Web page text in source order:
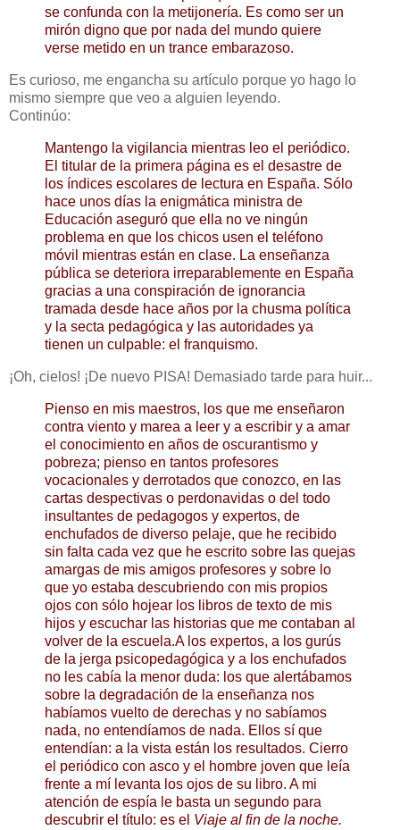
se confunda con la metijonería. Es como ser un
mirón digno que por nada del mundo quiere
verse metido en un trance embarazoso.
Es curioso, me engancha su artículo porque yo hago lo
mismo siempre que veo a alguien leyendo.
Continúo:
Mantengo la vigilancia mientras leo el periódico.
El titular de la primera página es el desastre de
los índices escolares de lectura en España. Sólo
hace unos días la enigmática ministra de
Educación aseguró que ella no ve ningún
problema en que los chicos usen el teléfono
móvil mientras están en clase. La enseñanza
pública se deteriora irreparablemente en España
gracias a una conspiración de ignorancia
tramada desde hace años por la chusma política
y la secta pedagógica y las autoridades ya
tienen un culpable: el franquismo.
¡Oh, cielos! ¡De nuevo PISA! Demasiado tarde para huir...
Pienso en mis maestros, los que me enseñaron
contra viento y marea a leer y a escribir y a amar
el conocimiento en años de oscurantismo y
pobreza; pienso en tantos profesores
vocacionales y derrotados que conozco, en las
cartas despectivas o perdonavidas o del todo
insultantes de pedagogos y expertos, de
enchufados de diverso pelaje, que he recibido
sin falta cada vez que he escrito sobre las quejas
amargas de mis amigos profesores y sobre lo
que yo estaba descubriendo con mis propios
ojos con sólo hojear los libros de texto de mis
hijos y escuchar las historias que me contaban al
volver de la escuela.A los expertos, a los gurús
de la jerga psicopedagógica y a los enchufados
no les cabía la menor duda: los que alertábamos
sobre la degradación de la enseñanza nos
habíamos vuelto de derechas y no sabíamos
nada, no entendíamos de nada. Ellos sí que
entendían: a la vista están los resultados. Cierro
el periódico con asco y el hombre joven que leía
frente a mí levanta los ojos de su libro. A mi
atención de espía le basta un segundo para
descubrir el título: es el Viaje al fin de la noche.